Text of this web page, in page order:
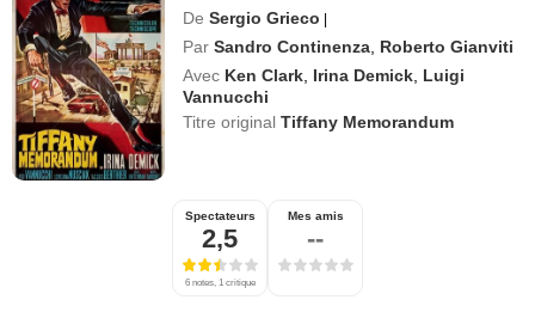
De Sergio Grieco |
Par Sandro Continenza Roberto Gianviti
Avec Ken Clark Irina Demick Luigi
Vannucchi
Titre originalTiffany Memorandum
Spectateurs
2,5
6 notes, 1 critique
Mes amis
--